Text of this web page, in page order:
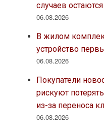
случаев
06.08.2026
В жилом
устройство
06.08.2026
Покупатели
рискуют
из-за переноса
06.08.2026